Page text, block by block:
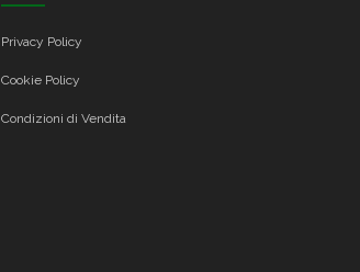
Privacy Policy
Cookie Policy
Condizioni di Vendita